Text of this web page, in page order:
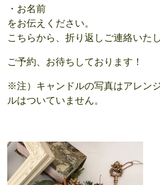
・お名前
をお伝えください。
こちらから、折り返しご連絡いたし
ご予約、お待ちしております！
※注）キャンドルの写真はアレン
ルはついていません。